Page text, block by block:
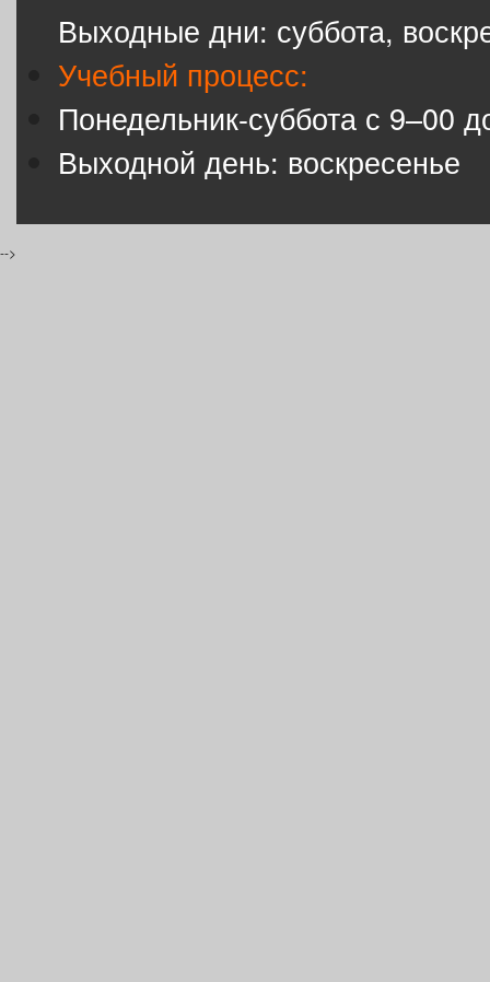
Выходные дни: суббота,
Учебный процесс:
Понедельник-суббота с 9–00
Выходной день: воскресенье
-->